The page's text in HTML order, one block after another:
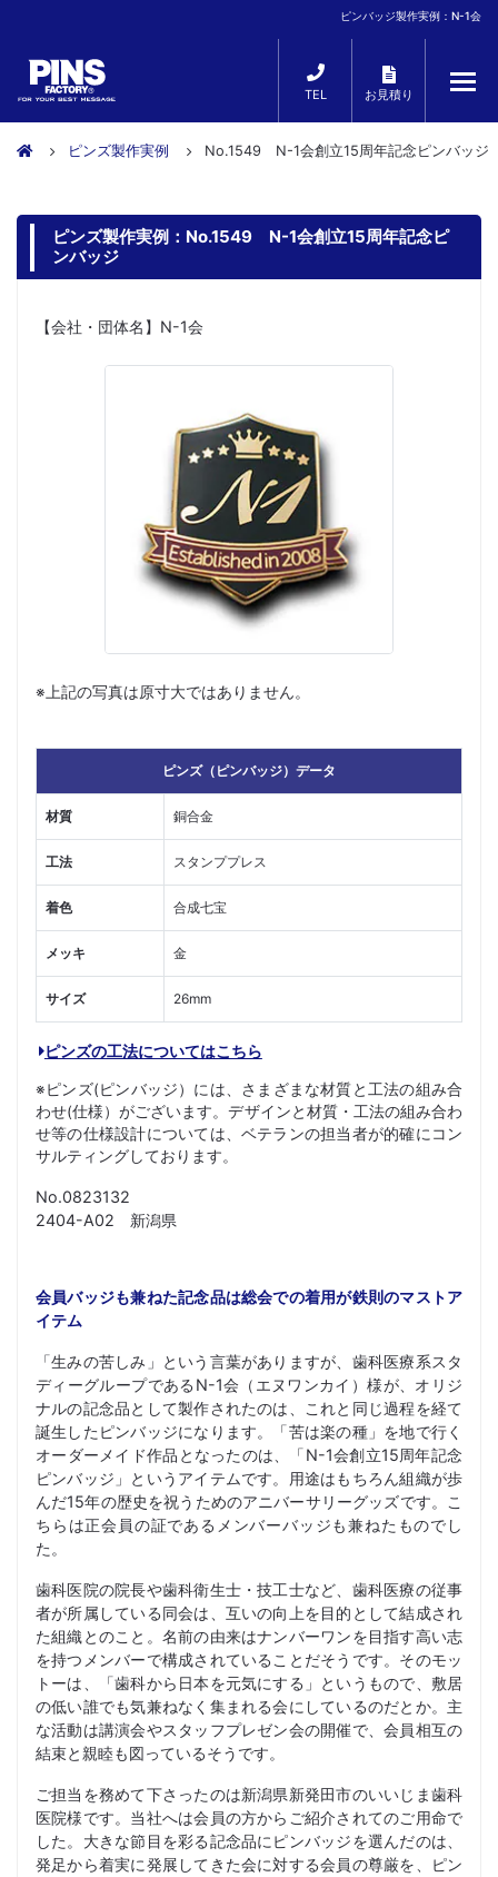
ピンバッジ製作実例：N-1会
TEL お見積り
ピンズ製作実例 No.1549 N-1会創立15周年記念ピンバッジ
ピンズ製作実例：No.1549 N-1会創立15周年記念ピ
ンバッジ
【会社・団体名】N-1会
※上記の写真は原寸大ではありません。
ピンズ（ピンバッジ）データ
材質 銅合金
工法 スタンププレス
着色 合成七宝
メッキ 金
サイズ 26mm
ピンズの工法についてはこちら
※ピンズ(ピンバッジ）には、さまざまな材質と工法の組み合
わせ(仕様）がございます。デザインと材質・工法の組み合わ
せ等の仕様設計については、ベテランの担当者が的確にコン
サルティングしております。
No.0823132
2404-A02 新潟県
会員バッジも兼ねた記念品は総会での着用が鉄則のマストア
イテム
「生みの苦しみ」という言葉がありますが、歯科医療系スタ
ディーグループであるN-1会（エヌワンカイ）様が、オリジ
ナルの記念品として製作されたのは、これと同じ過程を経て
誕生したピンバッジになります。「苦は楽の種」を地で行く
オーダーメイド作品となったのは、「N-1会創立15周年記念
ピンバッジ」というアイテムです。用途はもちろん組織が歩
んだ15年の歴史を祝うためのアニバーサリーグッズです。こ
ちらは正会員の証であるメンバーバッジも兼ねたものでし
た。
歯科医院の院長や歯科衛生士・技工士など、歯科医療の従事
者が所属している同会は、互いの向上を目的として結成され
た組織とのこと。名前の由来はナンバーワンを目指す高い志
を持つメンバーで構成されていることだそうです。そのモッ
トーは、「歯科から日本を元気にする」というもので、敷居
の低い誰でも気兼ねなく集まれる会にしているのだとか。主
な活動は講演会やスタッフプレゼン会の開催で、会員相互の
結束と親睦も図っているそうです。
ご担当を務めて下さったのは新潟県新発田市のいいじま歯科
医院様です。当社へは会員の方からご紹介されてのご用命で
した。大きな節目を彩る記念品にピンバッジを選んだのは、
発足から着実に発展してきた会に対する会員の尊厳を、ピン